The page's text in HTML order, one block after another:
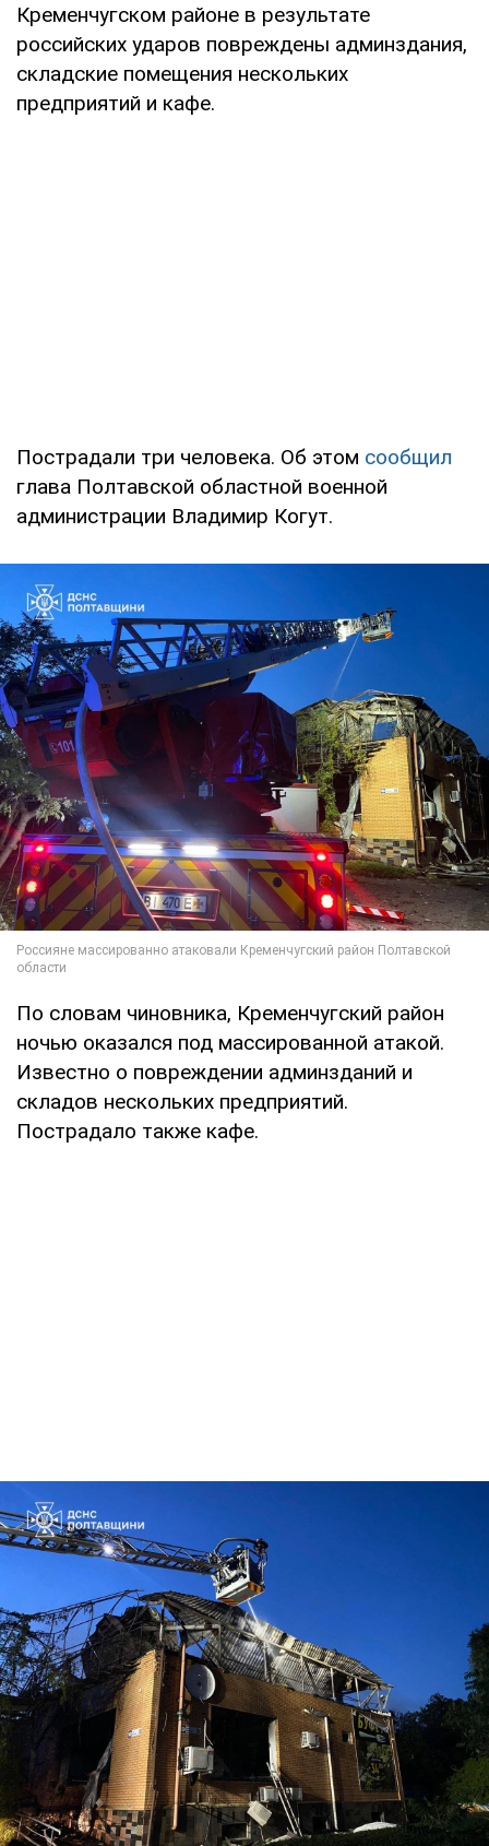
Кременчугском районе в результате
российских ударов повреждены админздания,
складские помещения нескольких
предприятий и кафе.
Пострадали три человека. Об этом сообщил
глава Полтавской областной военной
администрации Владимир Когут.
По словам чиновника, Кременчугский район
ночью оказался под массированной атакой.
Известно о повреждении админзданий и
складов нескольких предприятий.
Пострадало также кафе.